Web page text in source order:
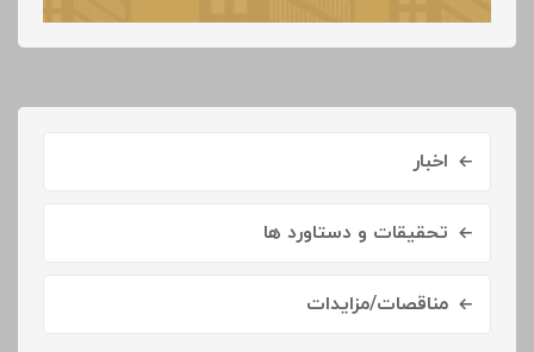
اخبار
تحقیقات و دستاورد ها
مناقصات/مزایدات